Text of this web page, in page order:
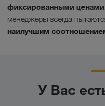
фиксированными ценами
менеджеры всегда
наилучшим
У Вас